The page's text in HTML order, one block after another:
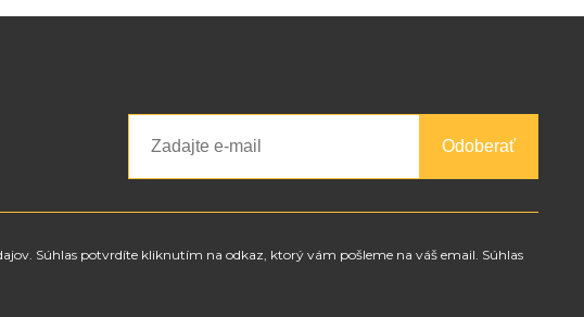
Odoberať
Súhlas potvrdíte kliknutím na odkaz, ktorý vám pošleme na váš email. Súhlas